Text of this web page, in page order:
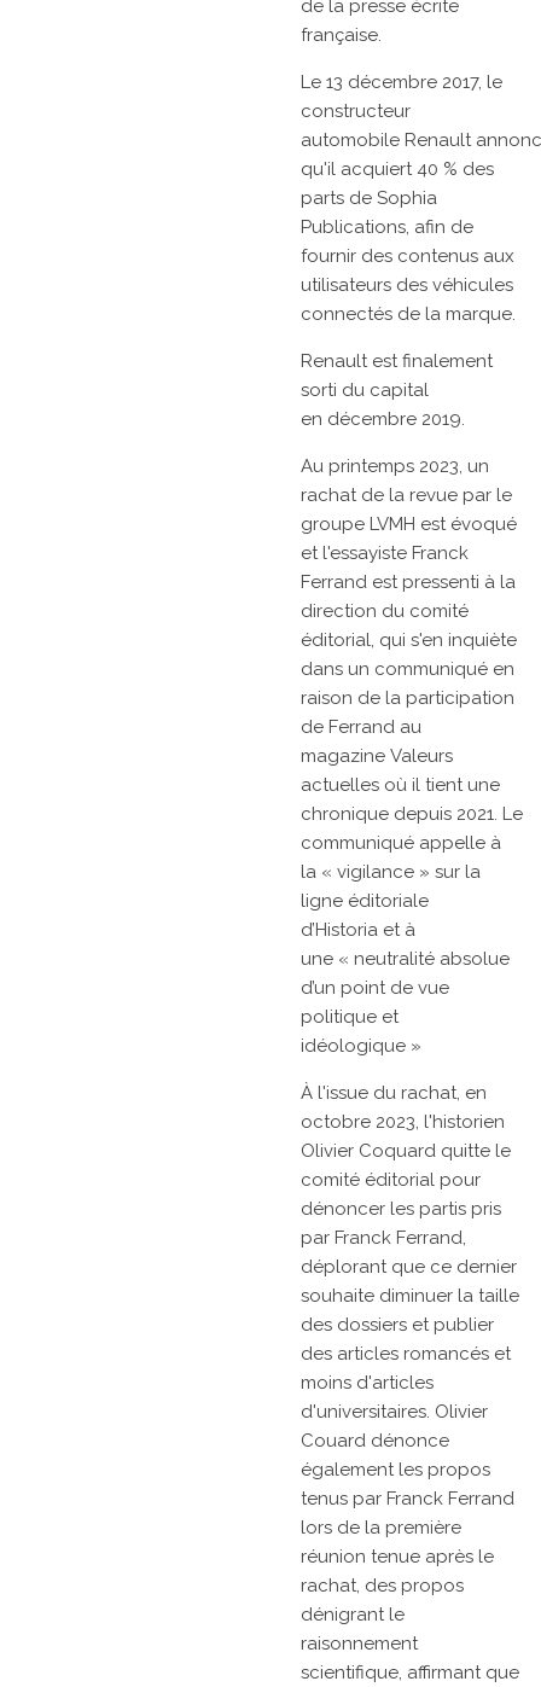
de la presse écrite
française.
Le 13 décembre 2017, le
constructeur
automobile Renault
qu'il acquiert 40 % des
parts de Sophia
Publications, afin de
fournir des contenus aux
utilisateurs des véhicules
connectés de la marque.
Renault est finalement
sorti du capital
en décembre 2019.
Au printemps 2023, un
rachat de la revue par le
groupe LVMH est évoqué
et l'essayiste Franck
Ferrand est pressenti à la
direction du comité
éditorial, qui s'en inquiète
dans un communiqué en
raison de la participation
de Ferrand au
magazine Valeurs
actuelles où il tient une
chronique depuis 2021. Le
communiqué appelle à
la « vigilance » sur la
ligne éditoriale
d’Historia et à
une « neutralité absolue
d’un point de vue
politique et
idéologique »
À l'issue du rachat, en
octobre 2023, l'historien
Olivier Coquard quitte le
comité éditorial pour
dénoncer les partis pris
par Franck Ferrand,
déplorant que ce dernier
souhaite diminuer la taille
des dossiers et publier
des articles romancés et
moins d'articles
d'universitaires. Olivier
Couard dénonce
également les propos
tenus par Franck Ferrand
lors de la première
réunion tenue après le
rachat, des propos
dénigrant le
raisonnement
scientifique, affirmant que